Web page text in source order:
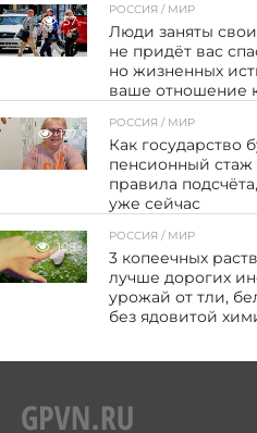
57
РОССИЯ / МИР
Люди заняты
не придёт вас
но жизненных
ваше отношение
137
РОССИЯ / МИР
Как государство
пенсионный стаж
правила
уже сейчас
108
РОССИЯ / МИР
3 копеечных
лучше дорогих
урожай от тли,
без ядовитой